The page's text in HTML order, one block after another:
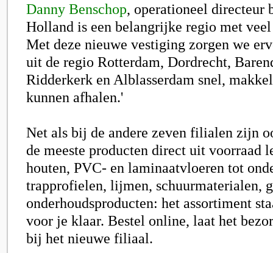
Danny Benschop, operationeel directeur
Holland is een belangrijke regio met
Met deze nieuwe vestiging zorgen we
uit de regio Rotterdam, Dordrecht,
Ridderkerk en Alblasserdam snel,
kunnen afhalen.'
Net als bij de andere zeven filialen zijn
de meeste producten direct uit voorraad
houten, PVC- en laminaatvloeren tot
trapprofielen, lijmen, schuurmaterialen,
onderhoudsproducten: het assortiment
voor je klaar. Bestel online, laat het
bij het nieuwe filiaal.